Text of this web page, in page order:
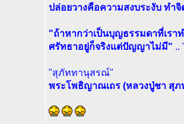
ปล่อยวางคือความสงบระงับ ทำ
"ถ้าหากว่าเป็นบุญธรรมดาที่เรา
ศรัทธาอยู่ก็จริงแต่ปัญญาไม่มี" ..
"สุภัททานุสรณ์"
พระโพธิญาณเถร (หลวงปู่ชา สุภ